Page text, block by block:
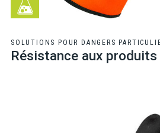
SOLUTIONS POUR DANGERS
Résistance aux